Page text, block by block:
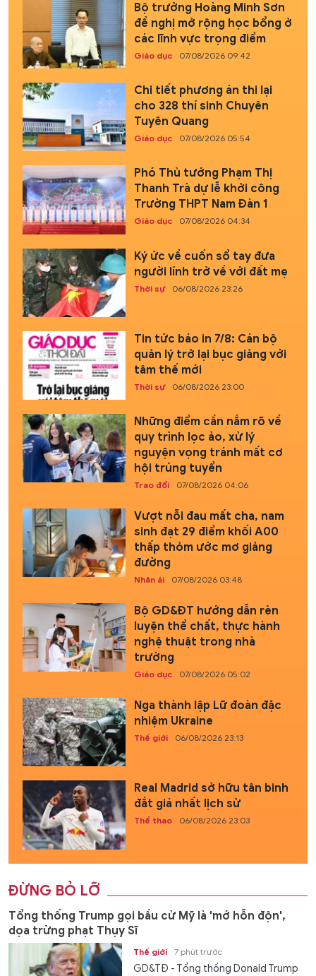
Bộ trưởng Hoàng Minh Sơn
đề nghị mở rộng học bổng ở
các lĩnh vực trọng điểm
Giáo dục 07/08/2026 09:42
Chi tiết phương án thi lại
cho 328 thí sinh Chuyên
Tuyên Quang
Giáo dục 07/08/2026 05:54
Phó Thủ tướng Phạm Thị
Thanh Trà dự lễ khởi công
Trường THPT Nam Đàn 1
Giáo dục 07/08/2026 04:34
Ký ức về cuốn sổ tay đưa
người lính trở về với đất mẹ
Thời sự 06/08/2026 23:26
Tin tức báo in 7/8: Cán bộ
quản lý trở lại bục giảng với
tâm thế mới
Thời sự 06/08/2026 23:00
Những điểm cần nắm rõ về
quy trình lọc ảo, xử lý
nguyện vọng tránh mất cơ
hội trúng tuyển
Trao đổi 07/08/2026 04:06
Vượt nỗi đau mất cha, nam
sinh đạt 29 điểm khối A00
thấp thỏm ước mơ giảng
đường
Nhân ái 07/08/2026 03:48
Bộ GD&ĐT hướng dẫn rèn
luyện thể chất, thực hành
nghệ thuật trong nhà
trường
Giáo dục 07/08/2026 05:02
Nga thành lập Lữ đoàn đặc
nhiệm Ukraine
Thế giới 06/08/2026 23:13
Real Madrid sở hữu tân binh
đắt giá nhất lịch sử
Thể thao 06/08/2026 23:03
ĐỪNG BỎ LỠ
Tổng thống Trump gọi bầu cử Mỹ là 'mớ hỗn độn',
dọa trừng phạt Thụy Sĩ
Thế giới 7 phút trước
GD&TĐ - Tổng thống Donald Trump